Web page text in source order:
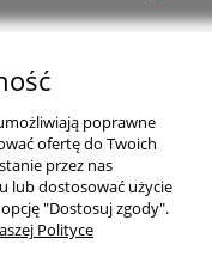
poprawne
ofertę do Twoich
przez nas
lub dostosować użycie
"Dostosuj zgody".
Polityce